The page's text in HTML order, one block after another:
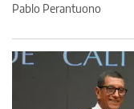
Pablo Perantuono